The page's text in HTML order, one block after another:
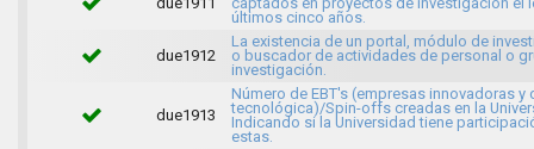
últimos cinco años.
due1912
La existencia de un portal, módulo de
o buscador de actividades de personal o
investigación.
due1913
Número de EBT's (empresas innovadoras y
tecnológica)/Spin-offs creadas en la
Indicando si la Universidad tiene
estas.